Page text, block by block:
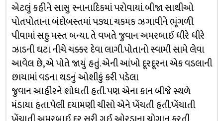
એટલું કહીને સાસુ સ્નાનાદિકમાં પરોવાયાં. બીજા સાથીઓ
પોતપોતાના બંદોબસ્તમાં પડ્યા. ચકમક ઝગાવીને ભૂંગળી
પીવામાં સહુ મસ્ત બન્યા. તે વખતે જુવાન અમરબાઈ ધીરે ધીરે
ઝાડની ઘટા નીચે ચક્કર દેવા લાગી.પોતાનો સ્વામી સામે લેવા
આવેલ છે, એ પોતે જાયું હતું. એની આંખો દૂરદૂરના એક વડલાની
છાયામાં વડના થડનું ઓશીકું કરી પડેલા
જુવાન આહીરને શોધતી હતી. પણ એના કાન બીજે સ્થળે
મંડાયા હતા.પેલી દયામણી ચીસો એને ખેંચતી હતી.ખેંચાતી